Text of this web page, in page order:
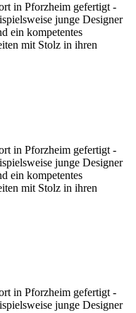
in Pforzheim gefertigt -
junge Designer
ein kompetentes
mit Stolz in ihren
in Pforzheim gefertigt -
junge Designer
ein kompetentes
mit Stolz in ihren
in Pforzheim gefertigt -
junge Designer